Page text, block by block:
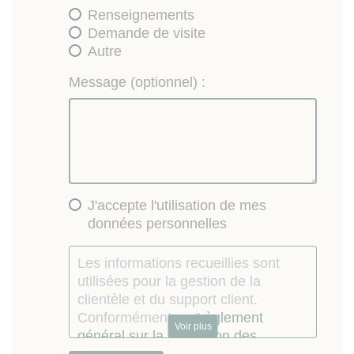
Renseignements
Demande de visite
Autre
Message (optionnel) :
J'accepte l'utilisation de mes
données personnelles
Les informations recueillies sont
utilisées pour la gestion de la
clientèle et du support client.
Conformément au "règlement
général sur la protection des
Voir plus